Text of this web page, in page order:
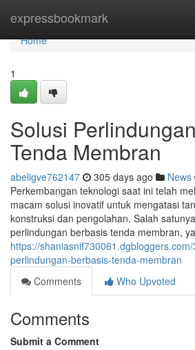
expressbookmark
Home
Home
1
Solusi
Tenda Membran
abeligve762147 305 days ago News
Perkembangan teknologi saat ini telah
macam solusi inovatif untuk mengatasi
konstruksi dan pengolahan. Salah
perlindungan berbasis tenda membran,
https://
perlindungan-berbasis-tenda-membran
Comments
Who Upvoted
Comments
Submit a Comment